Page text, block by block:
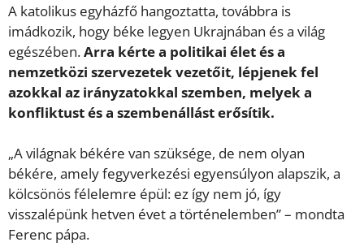
A katolikus egyházfő hangoztatta, továbbra is
imádkozik, hogy béke legyen Ukrajnában és a világ
egészében.Arra kérte a politikai élet és a
nemzetközi szervezetek vezetőit, lépjenek fel
azokkal az irányzatokkal szemben, melyek a
konfliktust és a szembenállást erősítik.
„A világnak békére van szüksége, de nem olyan
békére, amely fegyverkezési egyensúlyon alapszik, a
kölcsönös félelemre épül: ez így nem jó, így
visszalépünk hetven évet a történelemben” – mondta
Ferenc pápa.